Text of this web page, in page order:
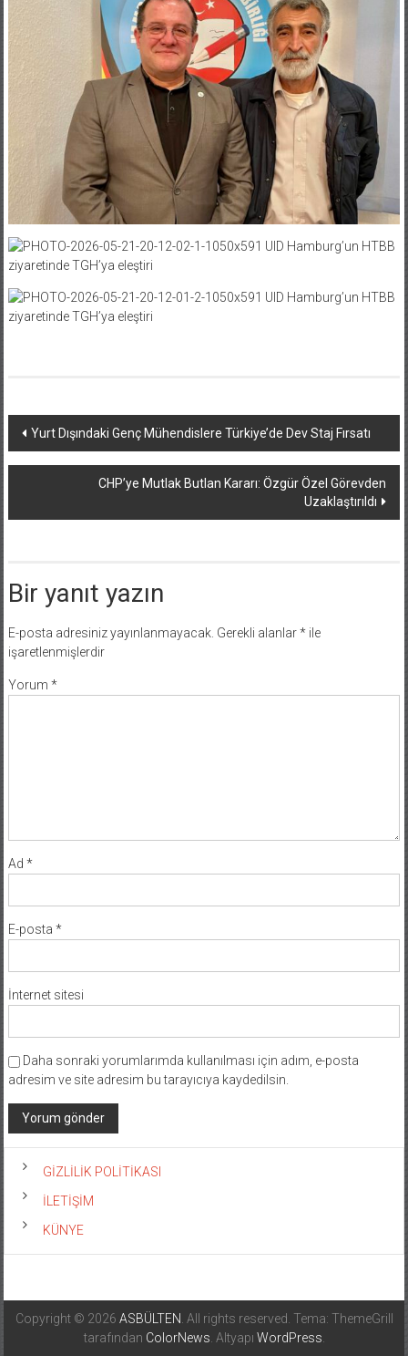
Yazı
dolaşımı
Yurt Dışındaki Genç Mühendislere Türkiye’de Dev Staj Fırsatı
CHP’ye Mutlak Butlan Kararı: Özgür Özel Görevden
Uzaklaştırıldı
Bir yanıt yazın
E-posta adresiniz yayınlanmayacak. Gerekli alanlar*ile
işaretlenmişlerdir
Yorum *
Ad *
E-posta *
İnternet sitesi
Daha sonraki yorumlarımda kullanılması için adım, e-posta
adresim ve site adresim bu tarayıcıya kaydedilsin.
GİZLİLİK POLİTİKASI
İLETİŞİM
KÜNYE
Copyright © 2026 ASBÜLTEN . All rights reserved. Tema: ThemeGrill
tarafından ColorNews . Altyapı WordPress